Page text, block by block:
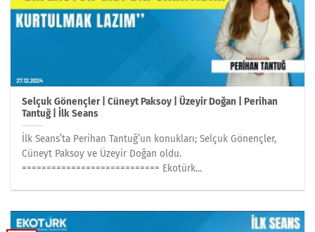
Selçuk Gönençler | Cüneyt Paksoy | Üzeyir Doğan | Perihan
Tantuğ | İlk Seans
İlk Seans’ta Perihan Tantuğ’un konukları; Selçuk Gönençler,
Cüneyt Paksoy ve Üzeyir Doğan oldu.
============================ Ekotürk...